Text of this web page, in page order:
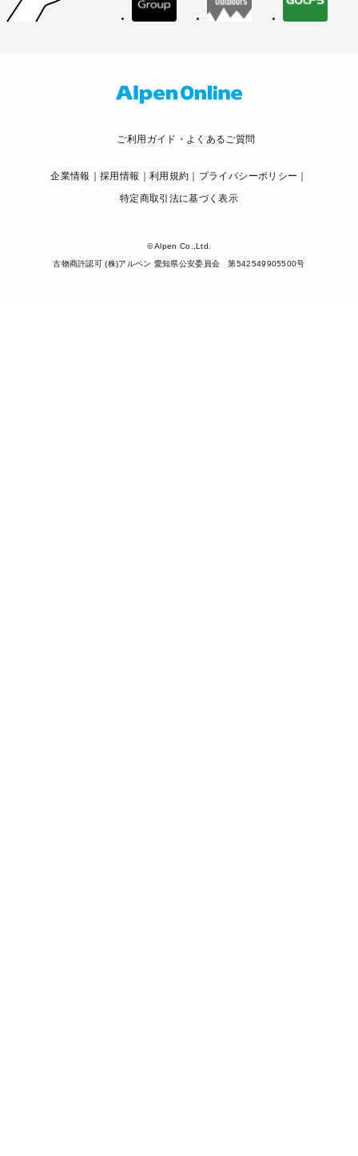
ご利用ガイド・よくあるご質問
企業情報 採用情報 利用規約
プライバシーポリシー
特定商取引法に基づく表示
© Alpen Co.,Ltd.
古物商許認可 (株)アルペン 愛知県公安委員会 第542549905500号